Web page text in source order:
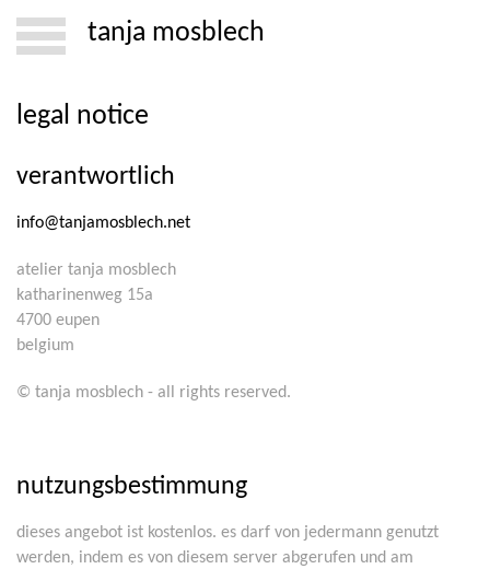
tanja mosblech
legal notice
verantwortlich
info@tanjamosblech.net
atelier tanja mosblech
katharinenweg 15a
4700 eupen
belgium
© tanja mosblech - all rights reserved.
nutzungsbestimmung
dieses angebot ist kostenlos. es darf von jedermann genutzt
werden, indem es von diesem server abgerufen und am